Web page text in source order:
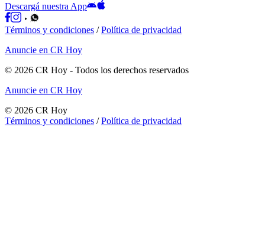
Descargá nuestra App
Términos y condiciones /Política de privacidad
Anuncie en CR Hoy
© 2026 CR Hoy - Todos los derechos reservados
Anuncie en CR Hoy
© 2026 CR Hoy
Términos y condiciones /Política de privacidad